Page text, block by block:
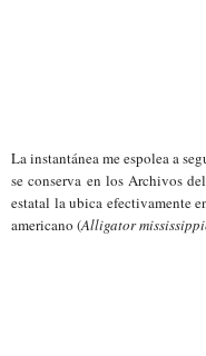
La instantánea me espolea a
se conserva en los Archivos
estatal la ubica efectivamente
americano (Alligator